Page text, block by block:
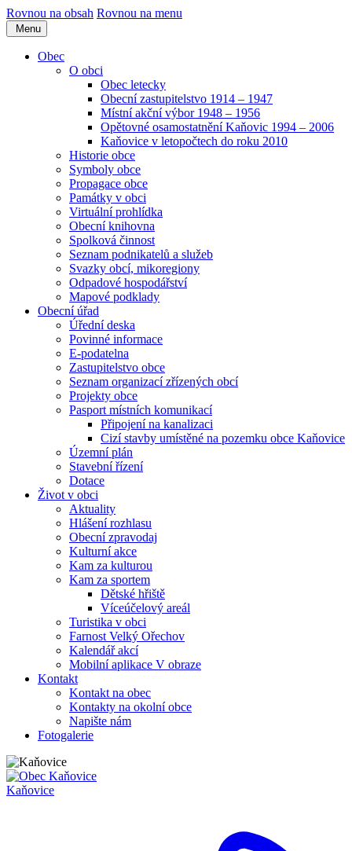
Rovnou na obsah Rovnou na menu
Menu
Obec
O obci
Obec letecky
Obecní zastupitelstvo 1914 – 1947
Místní akční výbor 1948 – 1956
Opětovné osamostatnění Kaňovic 1994 – 2006
Kaňovice v letopočtech do roku 2010
Historie obce
Symboly obce
Propagace obce
Památky v obci
Virtuální prohlídka
Obecní knihovna
Spolková činnost
Seznam podnikatelů a služeb
Svazky obcí, mikoregiony
Odpadové hospodářství
Mapové podklady
Obecní úřad
Úřední deska
Povinné informace
E-podatelna
Zastupitelstvo obce
Seznam organizací zřízených obcí
Projekty obce
Pasport místních komunikací
Připojení na kanalizaci
Cizí stavby umístěné na pozemku obce Kaňovice
Územní plán
Stavební řízení
Dotace
Život v obci
Aktuality
Hlášení rozhlasu
Obecní zpravodaj
Kulturní akce
Kam za kulturou
Kam za sportem
Dětské hřiště
Víceúčelový areál
Turistika v obci
Farnost Velký Ořechov
Kalendář akcí
Mobilní aplikace V obraze
Kontakt
Kontakt na obec
Kontakty na okolní obce
Napište nám
Fotogalerie
Kaňovice